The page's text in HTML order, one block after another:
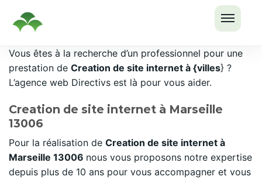
LE
Passer
au
contenu
Vous êtes à la recherche d’un professionnel pour une
prestation de Creation de site internet à {villes} ?
L’agence web Directivs est là pour vous aider.
Creation de site internet à Marseille
13006
Pour la réalisation de Creation de site internet à
Marseille 13006 nous vous proposons notre expertise
depuis plus de 10 ans pour vous accompagner et vous